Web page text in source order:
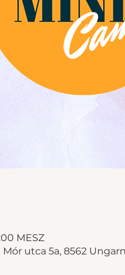
MESZ
utca 5a, 8562 Ungarn